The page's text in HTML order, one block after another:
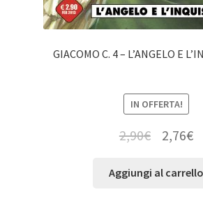
GIACOMO C. 4 – L’ANGELO E
IN OFFERTA!
2,90€ 2,76€
Aggiungi al carrello